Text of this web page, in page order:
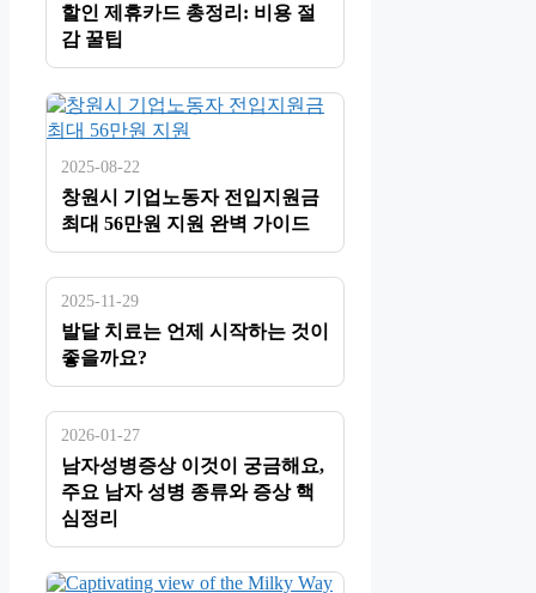
할인 제휴카드 총정리: 비용 절
감 꿀팁
2025-08-22
창원시 기업노동자 전입지원금
최대 56만원 지원 완벽 가이드
2025-11-29
발달 치료는 언제 시작하는 것이
좋을까요?
2026-01-27
남자성병증상 이것이 궁금해요,
주요 남자 성병 종류와 증상 핵
심정리